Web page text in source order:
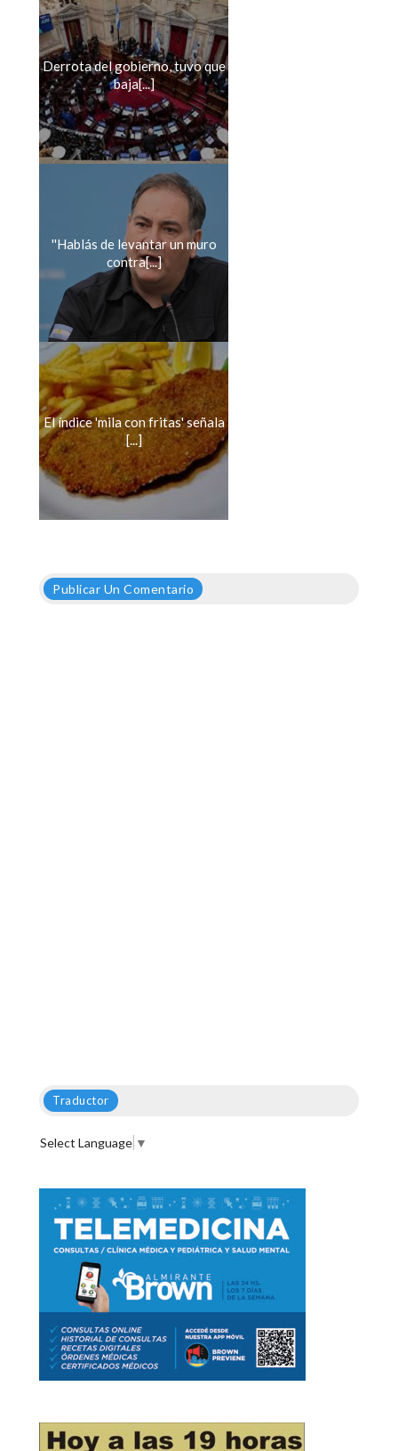
Derrota del gobierno, tuvo que
baja[...]
''Hablás de levantar un muro
contra[...]
El índice 'mila con fritas' señala
[...]
Publicar Un Comentario
Traductor
Select Language ▼